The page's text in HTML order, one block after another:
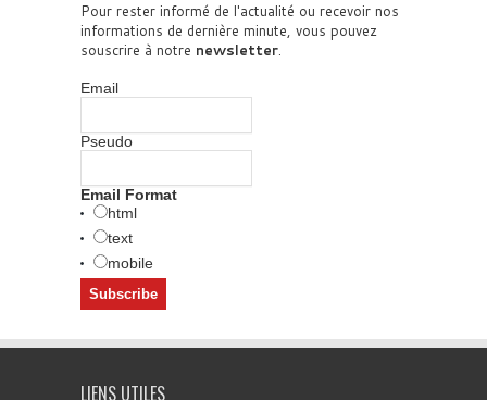
Pour rester informé de l'actualité ou recevoir nos
informations de dernière minute, vous pouvez
souscrire à notre newsletter.
Email
Pseudo
Email Format
html
text
mobile
LIENS UTILES